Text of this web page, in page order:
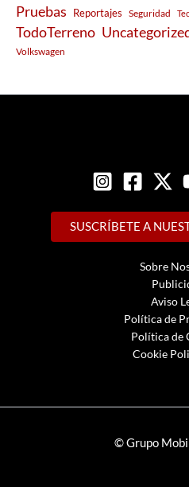
Pruebas Reportajes Seguridad
TodoTerreno
Volkswagen
SUSCRÍBETE A
Sobre
Aviso
Política de
Política de
Cookie
© Grupo